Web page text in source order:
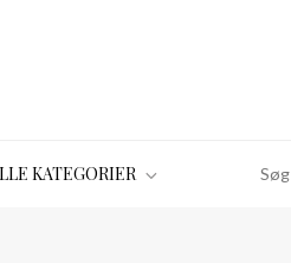
KATEGORIER
efter: